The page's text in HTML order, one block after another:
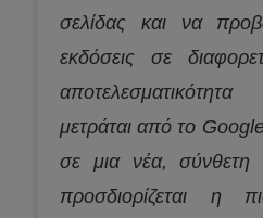
σελίδας και να
εκδόσεις σε
μετράται από το
σε μια νέα, σύνθετη
προσδιορίζεται η